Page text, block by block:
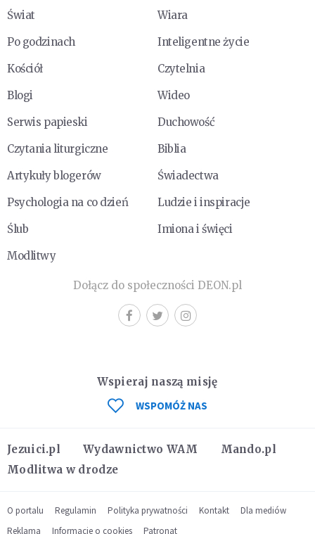
Świat
Wiara
Po godzinach
Inteligentne życie
Kościół
Czytelnia
Blogi
Wideo
Serwis papieski
Duchowość
Czytania liturgiczne
Biblia
Artykuły blogerów
Świadectwa
Psychologia na co dzień
Ludzie i inspiracje
Ślub
Imiona i święci
Modlitwy
Dołącz do społeczności DEON.pl
Jezuici.pl Wydawnictwo WAM
Mando.pl
Modlitwa w drodze
Wspieraj naszą misję
WSPOMÓŻ NAS
O portalu Regulamin Polityka prywatności Kontakt
Dla mediów
Reklama
Informacje o cookies Patronat